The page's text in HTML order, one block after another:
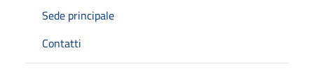
Sede principale
Contatti